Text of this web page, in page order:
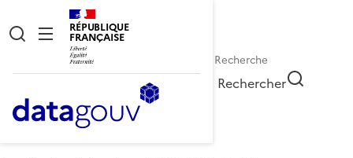
RÉPUBLIQUE
FRANÇAISE
Rechercher